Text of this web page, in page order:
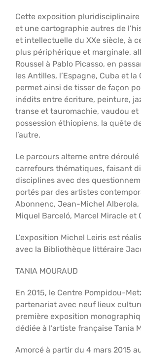
Cette exposition
et une cartographie autres de
et intellectuelle du XXe siècle, à
plus périphérique et marginale,
Roussel à Pablo Picasso, en
les Antilles, l’Espagne, Cuba et la
permet ainsi de tisser de façon
inédits entre écriture, peinture,
transe et tauromachie, vaudou et
possession éthiopiens, la quête
l’autre.
Le parcours alterne entre
carrefours thématiques, faisant
disciplines avec des
portés par des artistes
Abonnenc, Jean-Michel Alberola,
Miquel Barceló, Marcel Miracle et
L’exposition Michel Leiris est
avec la Bibliothèque littéraire
TANIA MOURAUD
En 2015, le Centre Pompidou-
partenariat avec neuf lieux
première exposition
dédiée à l’artiste française Tania
Amorcé à partir du 4 mars 2015